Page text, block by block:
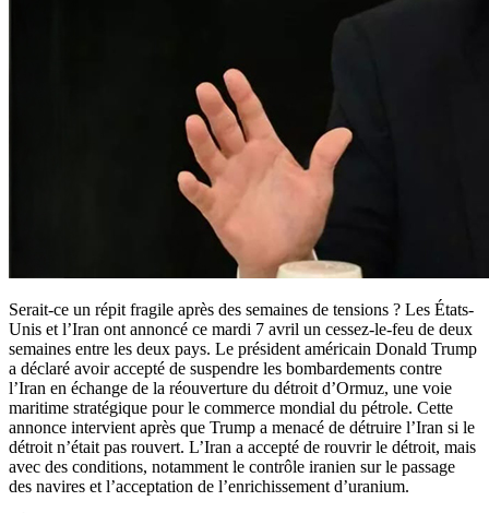
Serait-ce un répit fragile après des semaines de tensions ? Les États-
Unis et l’Iran ont annoncé ce mardi 7 avril un cessez-le-feu de deux
semaines entre les deux pays. Le président américain Donald Trump
a déclaré avoir accepté de suspendre les bombardements contre
l’Iran en échange de la réouverture du détroit d’Ormuz, une voie
maritime stratégique pour le commerce mondial du pétrole. Cette
annonce intervient après que Trump a menacé de détruire l’Iran si le
détroit n’était pas rouvert. L’Iran a accepté de rouvrir le détroit, mais
avec des conditions, notamment le contrôle iranien sur le passage
des navires et l’acceptation de l’enrichissement d’uranium.